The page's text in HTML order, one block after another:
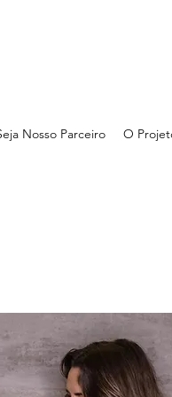
Nosso Parceiro O